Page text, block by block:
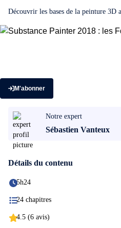
Découvrir les bases de la peinture 3D
M'abonner
Notre expert
Sébastien Vanteux
Détails du contenu
5h24
24 chapitres
4.5 (6 avis)